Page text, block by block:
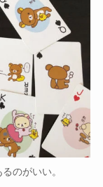
のがいい。